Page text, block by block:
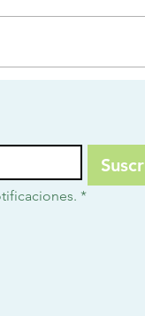
llamamos a esta tierra
*